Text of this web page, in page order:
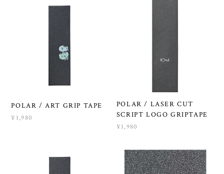
POLAR / ART GRIP TAPE
¥1,980
POLAR / LASER CUT
SCRIPT LOGO GRIPTAPE
¥1,980